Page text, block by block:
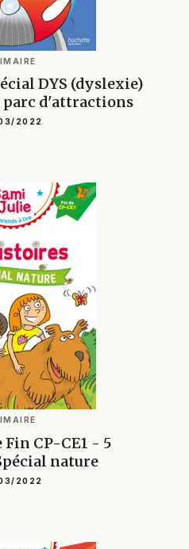
DYS (dyslexie)
parc d'attractions
2022
Fin CP-CE1 - 5
nature
2022